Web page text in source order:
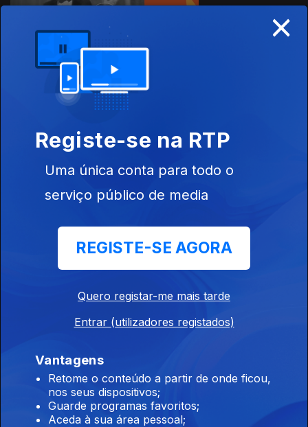
17 mar. 2026
12 mar. 2026
08 mar. 2026
×
Registe-se na RTP
Uma única conta para todo o
serviço público de media
REGISTE-SE AGORA
Quero registar-me mais tarde
Entrar (utilizadores registados)
Vantagens
Retome o conteúdo a partir de onde ficou,
nos seus dispositivos;
Guarde programas favoritos;
Aceda à sua área pessoal;